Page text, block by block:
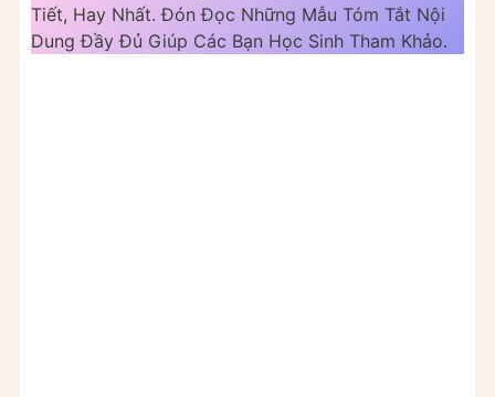
Tiết, Hay Nhất. Đón Đọc Những Mẫu Tóm Tắt Nội
Dung Đầy Đủ Giúp Các Bạn Học Sinh Tham Khảo.